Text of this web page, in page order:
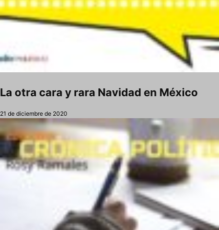
La otra cara y rara Navidad en México
21 de diciembre de 2020